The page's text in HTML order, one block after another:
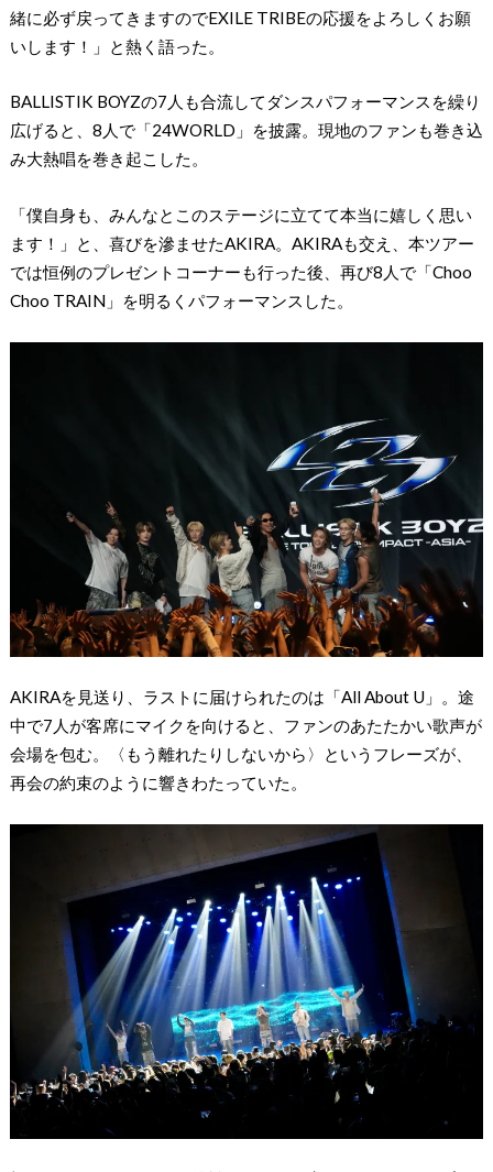
緒に必ず戻ってきますのでEXILE TRIBEの応援をよろしくお願
いします！」と熱く語った。
BALLISTIK BOYZの7人も合流してダンスパフォーマンスを繰り
広げると、8人で「24WORLD」を披露。現地のファンも巻き込
み大熱唱を巻き起こした。
「僕自身も、みんなとこのステージに立てて本当に嬉しく思い
ます！」と、喜びを滲ませたAKIRA。AKIRAも交え、本ツアー
では恒例のプレゼントコーナーも行った後、再び8人で「Choo
Choo TRAIN」を明るくパフォーマンスした。
AKIRAを見送り、ラストに届けられたのは「All About U」。途
中で7人が客席にマイクを向けると、ファンのあたたかい歌声が
会場を包む。〈もう離れたりしないから〉というフレーズが、
再会の約束のように響きわたっていた。